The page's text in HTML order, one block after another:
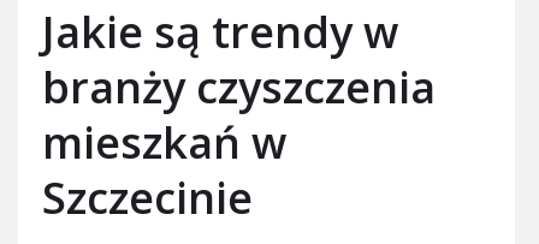
Jakie są trendy w
branży czyszczenia
mieszkań w
Szczecinie